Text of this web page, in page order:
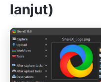
lanjut)